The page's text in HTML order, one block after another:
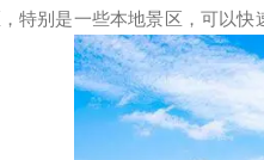
特别是一些本地景区，可以